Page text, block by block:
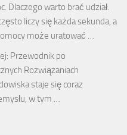
Dlaczego warto brać udział.
liczy się każda sekunda, a
może uratować …
Przewodnik po
Rozwiązaniach
staje się coraz
w tym …